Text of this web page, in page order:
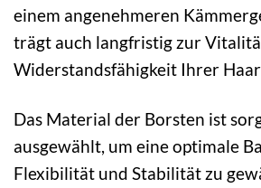
einem angenehmeren
trägt auch langfristig zur
Widerstandsfähigkeit Ihrer
Das Material der Borsten ist
ausgewählt, um eine optimale
Flexibilität und Stabilität zu